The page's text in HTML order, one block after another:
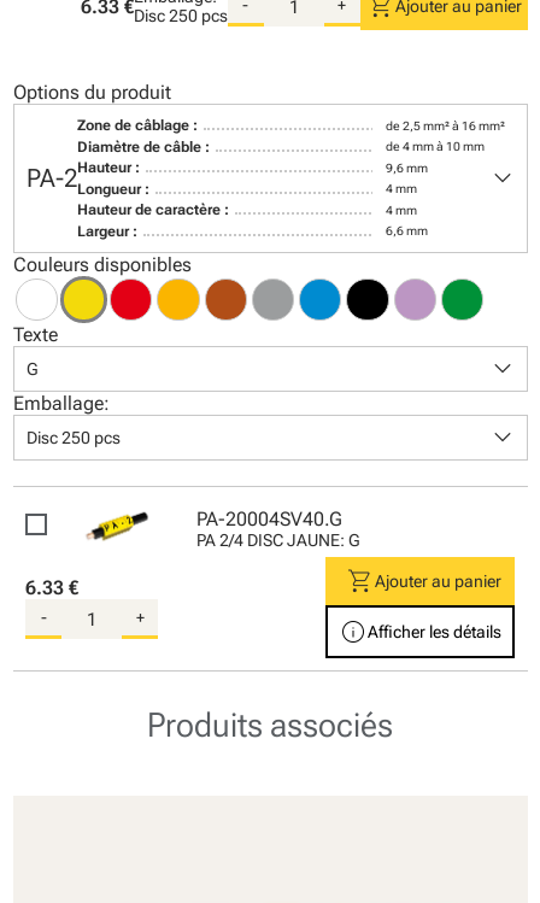
6.33 €Disc250 pcs
- + Ajouter au panier
Options du produit
PA-2
Zone de câblage : de 2,5 mm² à 16 mm²
Diamètre de câble : de 4 mm à 10 mm
Hauteur : 9,6 mm
Longueur : 4 mm
Hauteur de caractère : 4 mm
Largeur : 6,6 mm
keyboard_arrow_down
Couleurs disponibles
Texte
G keyboard_arrow_down
Emballage:
Disc 250 pcs keyboard_arrow_down
PA-20004SV40.G
PA 2/4 DISC JAUNE: G
6.33 €
- +
shopping_cart Ajouter au panier
infoAfficher les détails
Produits associés